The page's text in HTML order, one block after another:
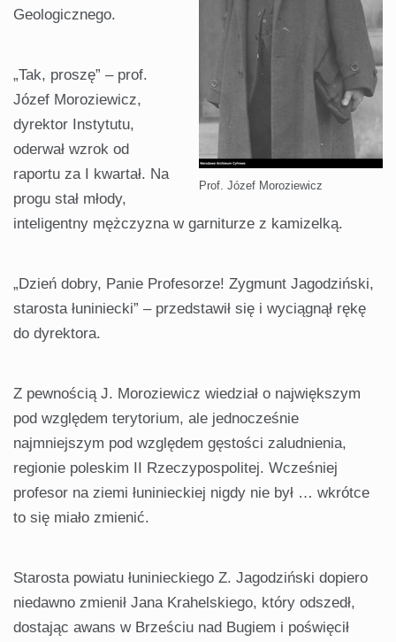
Prof. Józef Moroziewicz
Geologicznego.
„Tak, proszę” – prof.
Józef Moroziewicz,
dyrektor Instytutu,
oderwał wzrok od
raportu za I kwartał. Na
progu stał młody,
inteligentny mężczyzna w garniturze z kamizelką.
„Dzień dobry, Panie Profesorze! Zygmunt Jagodziński,
starosta łuniniecki” – przedstawił się i wyciągnął rękę
do dyrektora.
Z pewnością J. Moroziewicz wiedział o największym
pod względem terytorium, ale jednocześnie
najmniejszym pod względem gęstości zaludnienia,
regionie poleskim II Rzeczypospolitej. Wcześniej
profesor na ziemi łuninieckiej nigdy nie był … wkrótce
to się miało zmienić.
Starosta powiatu łuninieckiego Z. Jagodziński dopiero
niedawno zmienił Jana Krahelskiego, który odszedł,
dostając awans w Brześciu nad Bugiem i poświęcił